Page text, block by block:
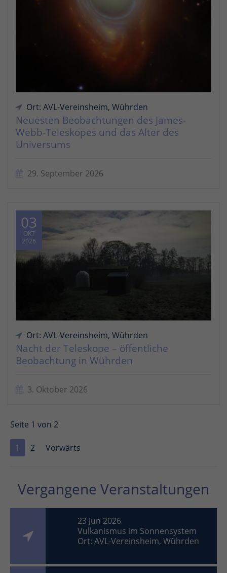
Ort: AVL-Vereinsheim, Wührden
Neuesten Beobachtungen des James-
Webb-Teleskopes und das Alter des
Universums
29. September 2026
03
OKT
2026
Ort: AVL-Vereinsheim, Wührden
Nacht der Teleskope – öffentliche
Beobachtung in Wührden
3. Oktober 2026
Seite 1 von 2
1 2 Vorwärts
Vergangene Veranstaltungen
23 Jun 2026
Vulkanismus im Sonnensystem
Ort: AVL-Vereinsheim, Wührden